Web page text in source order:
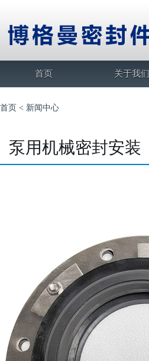
首页 关于我们
首页 < 新闻中心
泵用机械密封安装